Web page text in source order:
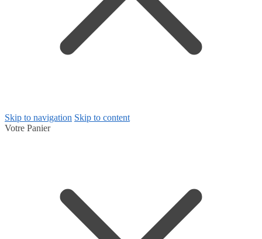
Skip to navigation Skip to content
Votre Panier